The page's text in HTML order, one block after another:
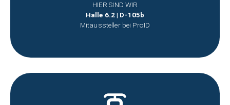
HIER SIND WIR
Halle 6.2 | D-105b
Mitaussteller bei ProID